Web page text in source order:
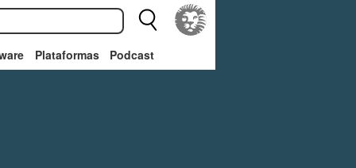
Plataformas Podcast